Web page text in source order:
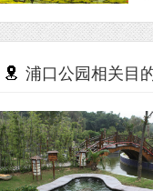
浦口公园相关目